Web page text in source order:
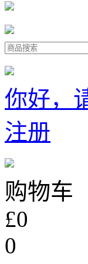
你好，
注册
购物车
£0
0